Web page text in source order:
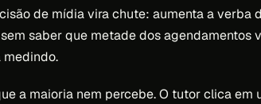
de mídia vira chute: aumenta a verba
saber que metade dos agendamentos
medindo.
a maioria nem percebe. O tutor clica em